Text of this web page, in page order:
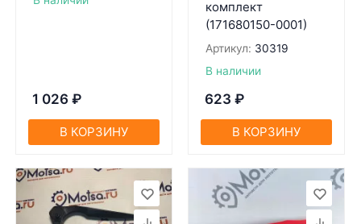
1 026 ₽
В КОРЗИНУ
комплект
(171680150-0001)
Артикул: 30319
В наличии
623 ₽
В КОРЗИНУ